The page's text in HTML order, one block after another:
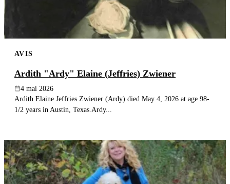
AVIS
Ardith "Ardy" Elaine (Jeffries) Zwiener
4 mai 2026
Ardith Elaine Jeffries Zwiener (Ardy) died May 4, 2026 at age 98-
1/2 years in Austin, Texas.Ardy...